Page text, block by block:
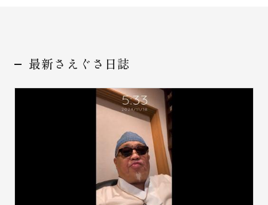
最新さえぐさ日誌